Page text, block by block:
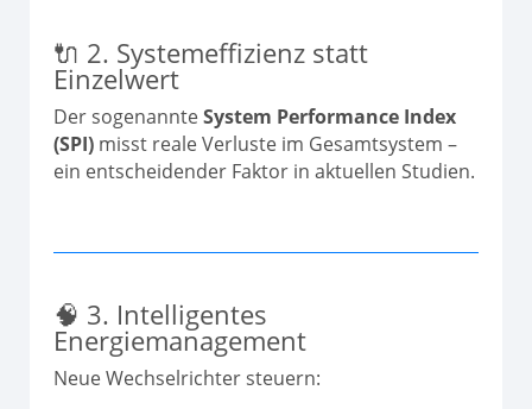
🔌 2. Systemeffizienz statt
Einzelwert
Der sogenannteSystem Performance Index
(SPI) misst reale Verluste im Gesamtsystem –
ein entscheidender Faktor in aktuellen Studien.
🧠 3. Intelligentes
Energiemanagement
Neue Wechselrichter steuern: